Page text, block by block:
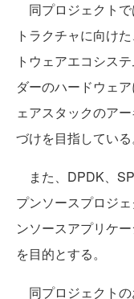
同プロジェクト
トラクチャに向け
トウェアエコシス
ダーのハードウェ
ェアスタックのア
づけを目指している
また、DPDK、
プンソースプロジ
ンソースアプリケ
を目的とする。
同プロジェクトの